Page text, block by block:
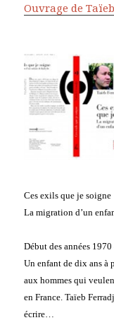
Ouvrage de
Ces exils que je soigne
La migration d’un
Début des années
Un enfant de dix ans à
aux hommes qui
en France. Taïeb
écrire…